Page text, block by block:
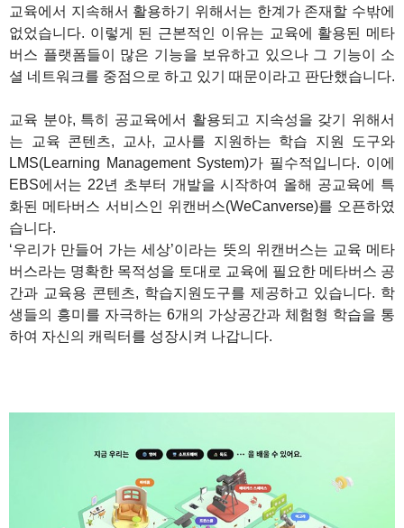
교육에서 지속해서 활용하기 위해서는 한계가 존재할 수밖에
없었습니다. 이렇게 된 근본적인 이유는 교육에 활용된 메타
버스 플랫폼들이 많은 기능을 보유하고 있으나 그 기능이 소
셜 네트워크를 중점으로 하고 있기 때문이라고 판단했습니다.
교육 분야, 특히 공교육에서 활용되고 지속성을 갖기 위해서
는 교육 콘텐츠, 교사, 교사를 지원하는 학습 지원 도구와
LMS(Learning Management System)가 필수적입니다. 이에
EBS에서는 22년 초부터 개발을 시작하여 올해 공교육에 특
화된 메타버스 서비스인 위캔버스(WeCanverse)를 오픈하였
습니다.
‘우리가 만들어 가는 세상’이라는 뜻의 위캔버스는 교육 메타
버스라는 명확한 목적성을 토대로 교육에 필요한 메타버스 공
간과 교육용 콘텐츠, 학습지원도구를 제공하고 있습니다. 학
생들의 흥미를 자극하는 6개의 가상공간과 체험형 학습을 통
하여 자신의 캐릭터를 성장시켜 나갑니다.